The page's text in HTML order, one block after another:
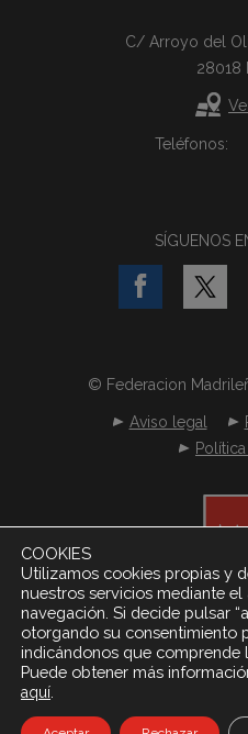
C/ Arroyo del
28018
Teléfonos:
SÍGUENOS
© Federacion
Aviso legal
COOKIES
Utilizamos cookies propias y
nuestros servicios mediante
navegación. Si decide pulsar
otorgando su consentimiento
indicándonos que comprende
Puede obtener más
aquí